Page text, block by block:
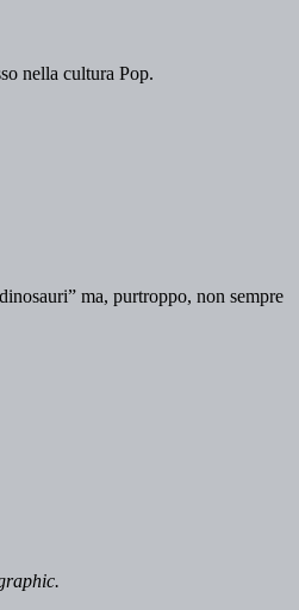
nella cultura Pop.
ma, purtroppo, non sempre